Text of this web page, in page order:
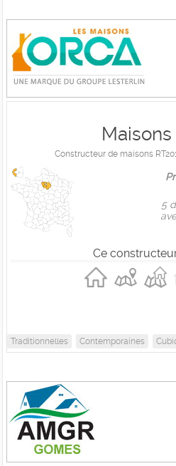
Maisons
Constructeur de maisons
5
Ce
Traditionnelles Contemporaines